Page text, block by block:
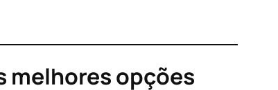
melhores opções